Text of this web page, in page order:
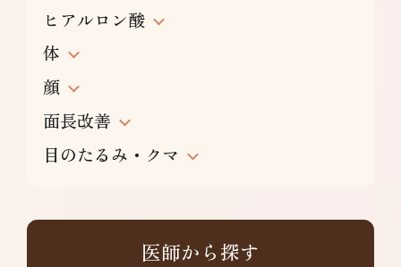
ヒアルロン酸
体
顔
面長改善
目のたるみ・クマ
医師から探す